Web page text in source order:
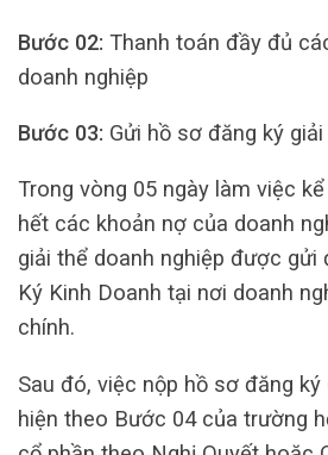
Bước 02: Thanh toán đầy đủ
doanh nghiệp
Bước 03: Gửi hồ sơ đăng ký
Trong vòng 05 ngày làm việc
hết các khoản nợ của doanh
giải thể doanh nghiệp được gửi
Ký Kinh Doanh tại nơi doanh
chính.
Sau đó, việc nộp hồ sơ đăng
hiện theo Bước 04 của trường